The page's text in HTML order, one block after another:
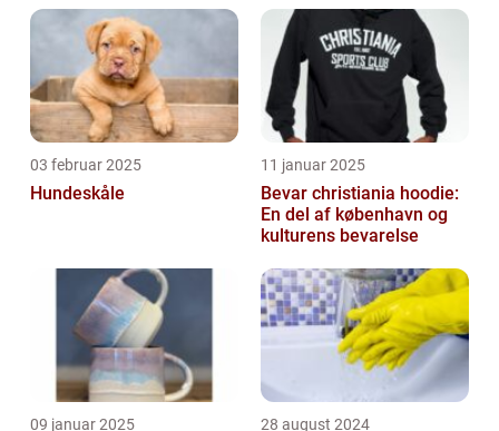
03 februar 2025
Hundeskåle
11 januar 2025
Bevar christiania hoodie:
En del af københavn og
kulturens bevarelse
09 januar 2025 28 august 2024